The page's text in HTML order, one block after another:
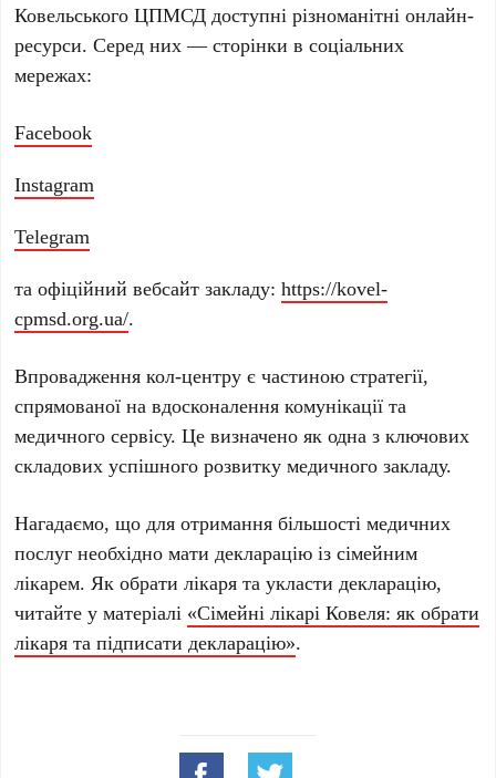
Ковельського ЦПМСД доступні різноманітні онлайн-
ресурси. Серед них — сторінки в соціальних
мережах:
Facebook
Instagram
Telegram
та офіційний вебсайт закладу:https://kovel-
cpmsd.org.ua/.
Впровадження кол-центру є частиною стратегії,
спрямованої на вдосконалення комунікації та
медичного сервісу. Це визначено як одна з ключових
складових успішного розвитку медичного закладу.
Нагадаємо, що для отримання більшості медичних
послуг необхідно мати декларацію із сімейним
лікарем. Як обрати лікаря та укласти декларацію,
читайте у матеріалі «Сімейні лікарі Ковеля: як обрати
лікаря та підписати декларацію».